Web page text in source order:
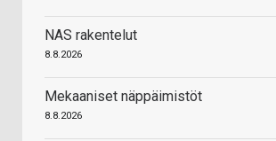
NAS rakentelut
8.8.2026
Mekaaniset näppäimistöt
8.8.2026